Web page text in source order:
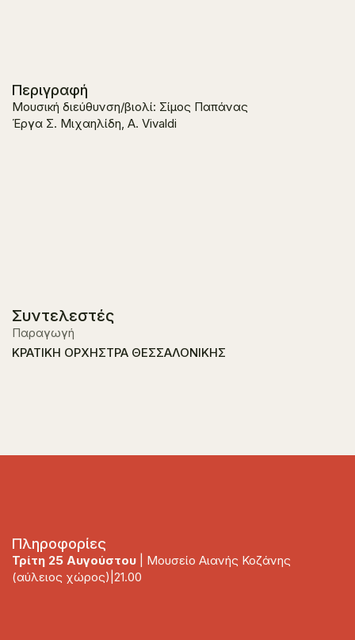
Περιγραφή
Μουσική διεύθυνση/βιολί: Σίμος Παπάνας
Έργα Σ. Μιχαηλίδη, A. Vivaldi
Συντελεστές
Παραγωγή
ΚΡΑΤΙΚΗ ΟΡΧΗΣΤΡΑ ΘΕΣΣΑΛΟΝΙΚΗΣ
Πληροφορίες
Τρίτη 25 Αυγούστου | Μουσείο Αιανής Κοζάνης
(αύλειος χώρος)|21.00